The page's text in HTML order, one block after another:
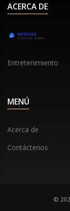
ACERCA DE
Entretenimiento
MENÚ
Acerca de
Contáctenos
©